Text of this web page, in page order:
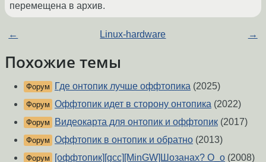
перемещена в архив.
← Linux-hardware →
Похожие темы
Форум Где онтопик лучше оффтопика (2025)
Форум Оффтопик идет в сторону онтопика (2022)
Форум Видеокарта для онтопик и оффтопик (2017)
Форум Оффтопик в онтопик и обратно (2013)
Форум [оффтопик][gcc][MinGW]Шозанах? О_о (2008)